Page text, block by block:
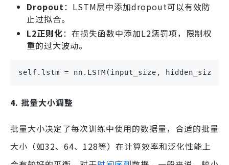
Dropout：LSTM层中添加dropout可以有效防
止过拟合。
L2正则化：在损失函数中添加L2惩罚项，限制权
重的过大波动。
self.lstm = nn.LSTM(input_size, hidden_size,
4. 批量大小调整
批量大小决定了每次训练中使用的数据量，合适的批量
大小（如32、64、128等）在计算效率和泛化性能上